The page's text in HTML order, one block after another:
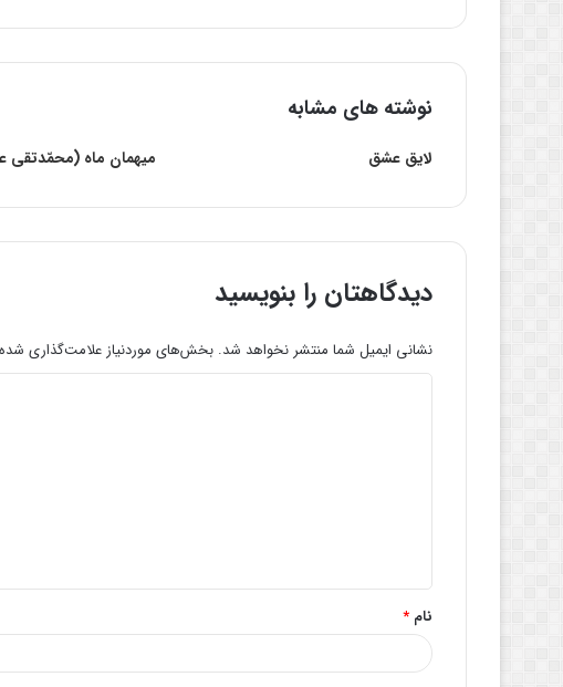
نوشته های مشابه
لایق عشق میهمان ماه (محمّدتقی
دیدگاهتان را بنویسید
نشانی ایمیل شما منتشر نخواهد شد. بخش‌های موردنیاز علامت‌گذاری
*
نام *